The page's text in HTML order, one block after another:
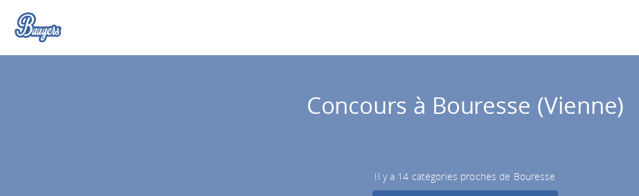
Concours à Bouresse (Vienne)
Il y a 14 catégories proches de Bouresse